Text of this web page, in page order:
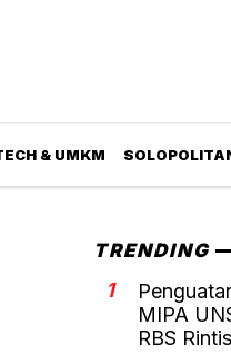
& UMKM
TRENDING
1
MIPA
RBS